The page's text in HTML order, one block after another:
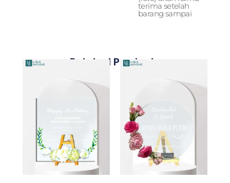
terima setelah
barang sampai
Related Products